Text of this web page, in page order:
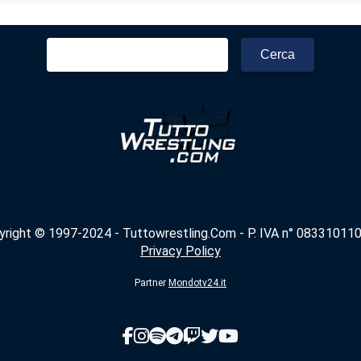
Ricerca
© 1997-2024 - Tuttowrestling.Com - P. IVA n°
Privacy Policy
Partner Mondotv24.it